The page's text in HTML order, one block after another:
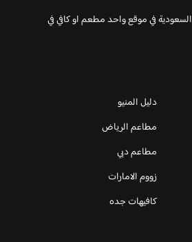
في موقع واحد مطعم او كافي في
دليل المنيو
مطاعم الرياض
مطاعم دبي
زووم الامارات
كافيهات جده